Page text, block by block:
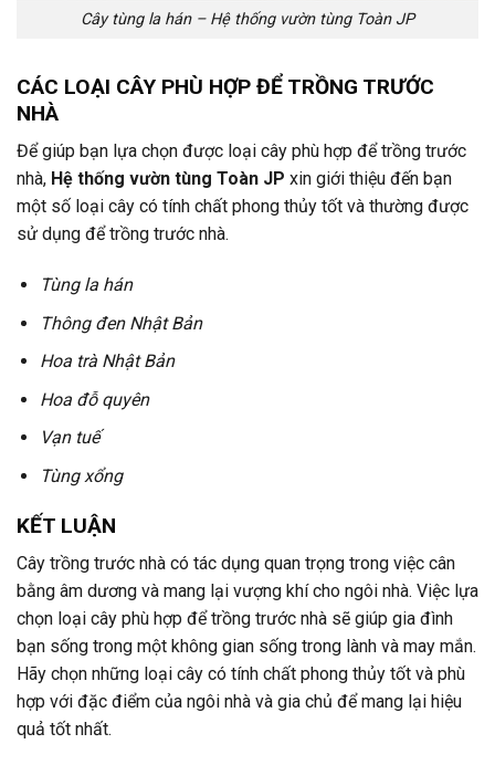
Cây tùng la hán – Hệ thống vườn tùng Toàn JP
CÁC LOẠI CÂY PHÙ HỢP ĐỂ TRỒNG TRƯỚC
NHÀ
Để giúp bạn lựa chọn được loại cây phù hợp để trồng trước
nhà, Hệ thống vườn tùng Toàn JP xin giới thiệu đến bạn
một số loại cây có tính chất phong thủy tốt và thường được
sử dụng để trồng trước nhà.
Tùng la hán
Thông đen Nhật Bản
Hoa trà Nhật Bản
Hoa đỗ quyên
Vạn tuế
Tùng xổng
KẾT LUẬN
Cây trồng trước nhà có tác dụng quan trọng trong việc cân
bằng âm dương và mang lại vượng khí cho ngôi nhà. Việc lựa
chọn loại cây phù hợp để trồng trước nhà sẽ giúp gia đình
bạn sống trong một không gian sống trong lành và may mắn.
Hãy chọn những loại cây có tính chất phong thủy tốt và phù
hợp với đặc điểm của ngôi nhà và gia chủ để mang lại hiệu
quả tốt nhất.